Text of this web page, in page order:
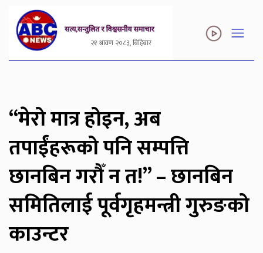
२१ श्रावण २०८३, बिहिबार
“मेरो मात्र होइन, अब
तपाईंहरूको पनि सम्पत्ति
छानबिन गरौँ न त!” – छानबिन
समितिलाई पूर्वगृहमन्त्री गुरुङको
काउन्टर